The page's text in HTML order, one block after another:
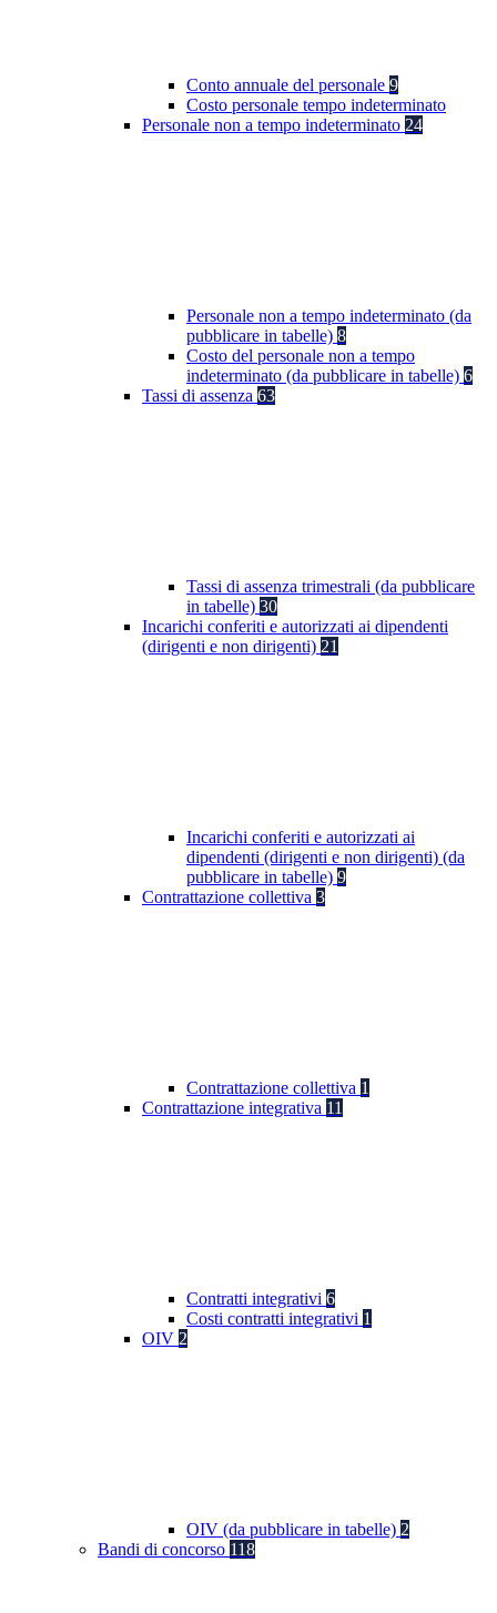
Conto annuale del personale 9
Costo personale tempo indeterminato
Personale non a tempo indeterminato 24
Personale non a tempo indeterminato (da
pubblicare in tabelle) 8
Costo del personale non a tempo
indeterminato (da pubblicare in tabelle) 6
Tassi di assenza 63
Tassi di assenza trimestrali (da pubblicare
in tabelle) 30
Incarichi conferiti e autorizzati ai dipendenti
(dirigenti e non dirigenti) 21
Incarichi conferiti e autorizzati ai
dipendenti (dirigenti e non dirigenti) (da
pubblicare in tabelle) 9
Contrattazione collettiva 3
Contrattazione collettiva 1
Contrattazione integrativa 11
Contratti integrativi 6
Costi contratti integrativi 1
OIV 2
OIV (da pubblicare in tabelle) 2
Bandi di concorso 118